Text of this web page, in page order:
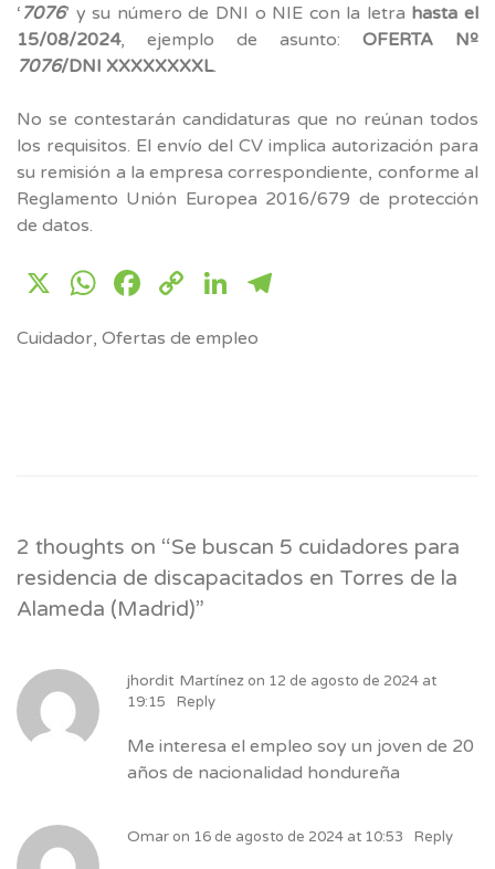
‘ 7076’ y su número de DNI o NIE con la letra hasta el
15/08/2024, ejemplo de asunto: OFERTA Nº
7076/DNI XXXXXXXXL.
No se contestarán candidaturas que no reúnan todos
los requisitos. El envío del CV implica autorización para
su remisión a la empresa correspondiente, conforme al
Reglamento Unión Europea 2016/679 de protección
de datos.
X WhatsApp
Facebook
CopyLinkedIn
Cuidador, Ofertas de empleo
2 thoughts on “Se buscan 5 cuidadores para
residencia de discapacitados en Torres de la
Alameda (Madrid)”
jhordit Martínez on 12 de agosto de 2024 at
19:15
Reply
Me interesa el empleo soy un joven de 20
años de nacionalidad hondureña
Omar on 16 de agosto de 2024 at 10:53 Reply